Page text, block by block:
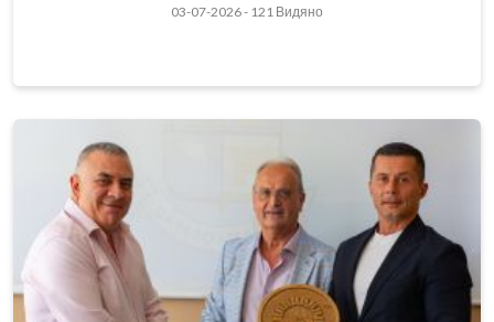
03-07-2026 - 121 Видяно